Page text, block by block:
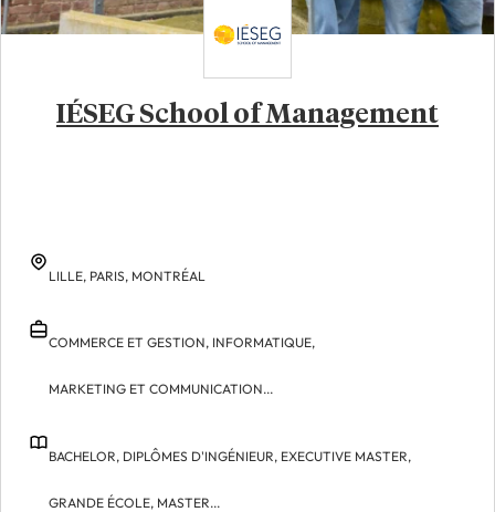
IÉSEG School of Management
LILLE, PARIS, MONTRÉAL
COMMERCE ET GESTION, INFORMATIQUE,
MARKETING ET COMMUNICATION...
BACHELOR, DIPLÔMES D'INGÉNIEUR, EXECUTIVE MASTER,
GRANDE ÉCOLE, MASTER...